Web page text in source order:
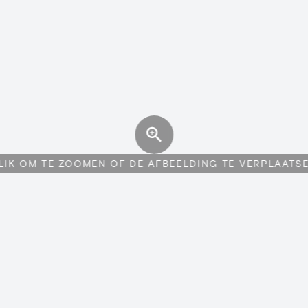
OM TE ZOOMEN OF DE AFBEELDING TE